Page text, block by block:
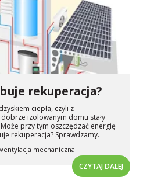
rekuperacja?
ciepła, czyli z
izolowanym domu stały
przy tym oszczędzać energię
rekuperacja? Sprawdzamy.
mechaniczna
CZYTAJ DALEJ